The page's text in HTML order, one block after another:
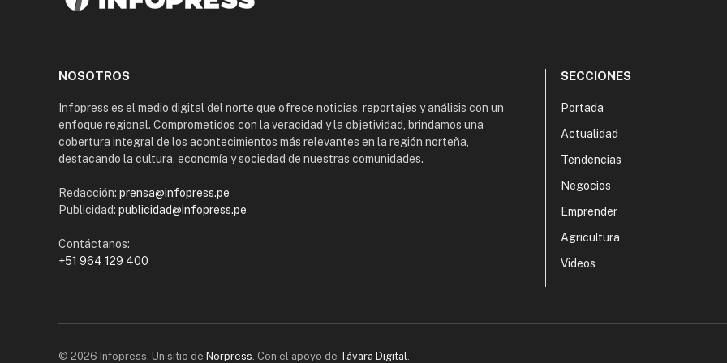
NOSOTROS
Infopress es el medio digital del norte que ofrece noticias, reportajes y análisis con un
enfoque regional. Comprometidos con la veracidad y la objetividad, brindamos una
cobertura integral de los acontecimientos más relevantes en la región norteña,
destacando la cultura, economía y sociedad de nuestras comunidades.
Redacción: prensa@infopress.pe
Publicidad: publicidad@infopress.pe
Contáctanos:
+51 964 129 400
SECCIONES
Portada
Actualidad
Tendencias
Negocios
Emprender
Agricultura
Videos
© 2026 Infopress. Un sitio de Norpress . Con el apoyo de Távara Digital